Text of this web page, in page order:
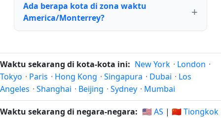
Ada berapa kota di zona waktu
America/Monterrey?
Waktu sekarang di kota-kota ini: New York · London ·
Tokyo · Paris · Hong Kong · Singapura · Dubai · Los
Angeles · Shanghai · Beijing · Sydney · Mumbai
Waktu sekarang di negara-negara: 🇺🇸 AS | 🇨🇳 Tiongkok